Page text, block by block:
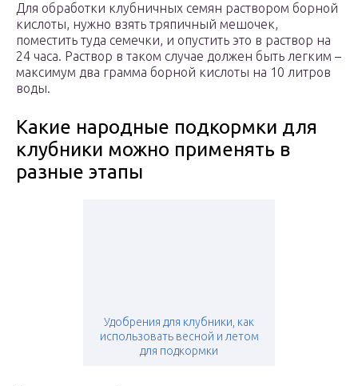
Для обработки клубничных семян раствором борной
кислоты, нужно взять тряпичный мешочек,
поместить туда семечки, и опустить это в раствор на
24 часа. Раствор в таком случае должен быть легким –
максимум два грамма борной кислоты на 10 литров
воды.
Какие народные подкормки для
клубники можно применять в
разные этапы
Удобрения для клубники, как
использовать весной и летом
для подкормки